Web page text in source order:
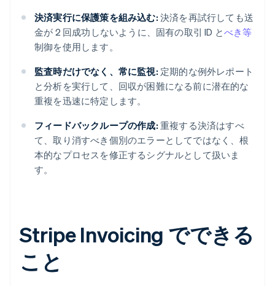
決済実行に保護策を組み込む: 決済を再試行しても送
金が 2 回成功しないように、固有の取引 ID とべき等
制御を使用します。
監査時だけでなく、常に監視: 定期的な例外レポート
と分析を実行して、回収が困難になる前に潜在的な
重複を迅速に特定します。
フィードバックループの作成: 重複する決済はすべ
て、取り消すべき個別のエラーとしてではなく、根
本的なプロセスを修正するシグナルとして扱いま
す。
Stripe Invoicing でできる
こと